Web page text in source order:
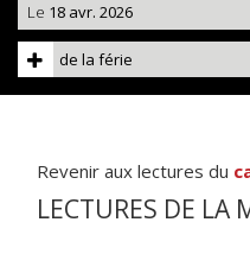
Le 18 avr. 2026
de la férie
Revenir aux lectures du
LECTURES DE LA